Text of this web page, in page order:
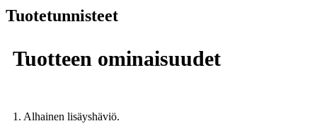
Tuotetunnisteet
Tuotteen ominaisuudet
1. Alhainen lisäyshäviö.